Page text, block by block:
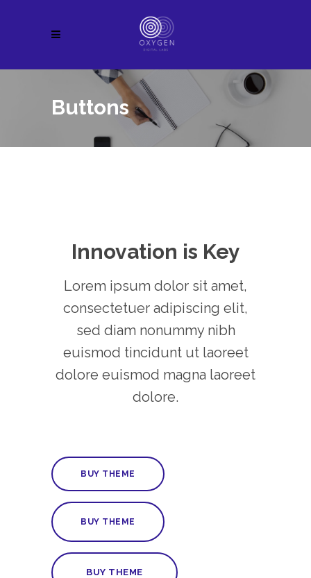
Buttons
Innovation is Key
Lorem ipsum dolor sit amet,
consectetuer adipiscing elit,
sed diam nonummy nibh
euismod tincidunt ut laoreet
dolore euismod magna laoreet
dolore.
BUY THEME
BUY THEME
BUY THEME